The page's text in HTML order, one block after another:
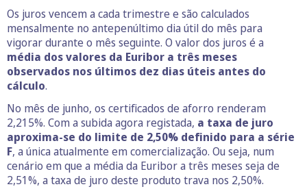
Os juros vencem a cada trimestre e são calculados
mensalmente no antepenúltimo dia útil do mês para
vigorar durante o mês seguinte. O valor dos juros é a
média dos valores da Euribor a três meses
observados nos últimos dez dias úteis antes do
cálculo.
No mês de junho, os certificados de aforro renderam
2,215%. Com a subida agora registada, a taxa de juro
aproxima-se do limite de 2,50% definido para a série
F, a única atualmente em comercialização. Ou seja, num
cenário em que a média da Euribor a três meses seja de
2,51%, a taxa de juro deste produto trava nos 2,50%.